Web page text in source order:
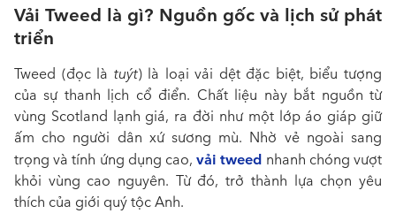
Vải Tweed là gì? Nguồn gốc và lịch sử phát
triển
Tweed (đọc là tuýt) là loại vải dệt đặc biệt, biểu tượng
của sự thanh lịch cổ điển. Chất liệu này bắt nguồn từ
vùng Scotland lạnh giá, ra đời như một lớp áo giáp giữ
ấm cho người dân xứ sương mù. Nhờ vẻ ngoài sang
trọng và tính ứng dụng cao,vải tweed nhanh chóng vượt
khỏi vùng cao nguyên. Từ đó, trở thành lựa chọn yêu
thích của giới quý tộc Anh.